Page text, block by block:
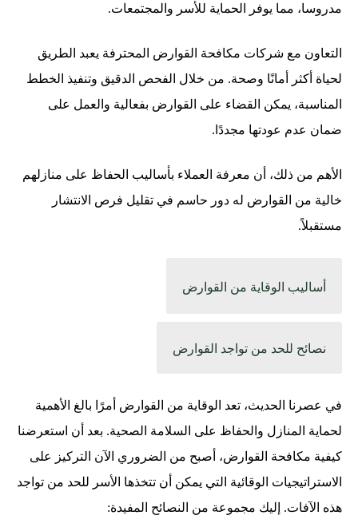
مدروسا، مما يوفر الحماية للأسر والمجتمعات.
التعاون مع شركات مكافحة القوارض المحترفة يعبد الطريق
لحياة أكثر أمانًا وصحة. من خلال الفحص الدقيق وتنفيذ الخطط
المناسبة، يمكن القضاء على القوارض بفعالية والعمل على
ضمان عدم عودتها مجددًا.
الأهم من ذلك، أن معرفة العملاء بأساليب الحفاظ على منازلهم
خالية من القوارض له دور حاسم في تقليل فرص الانتشار
مستقبلاً.
أساليب الوقاية من القوارض
نصائح للحد من تواجد القوارض
في عصرنا الحديث، تعد الوقاية من القوارض أمرًا بالغ الأهمية
لحماية المنازل والحفاظ على السلامة الصحية. بعد أن استعرضنا
كيفية مكافحة القوارض، أصبح من الضروري الآن التركيز على
الاستراتيجيات الوقائية التي يمكن أن تتخذها الأسر للحد من تواجد
هذه الآفات. إليك مجموعة من النصائح المفيدة: